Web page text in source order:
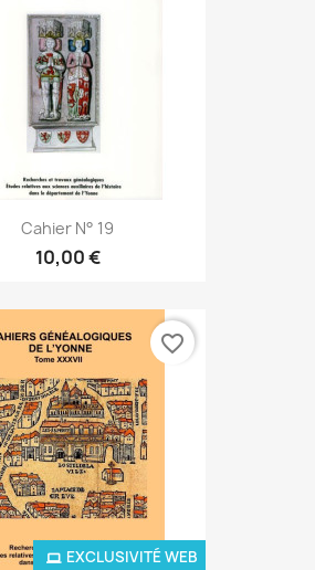
Cahier N° 19
10,00 €
EXCLUSIVITÉ WEB
favorite_border